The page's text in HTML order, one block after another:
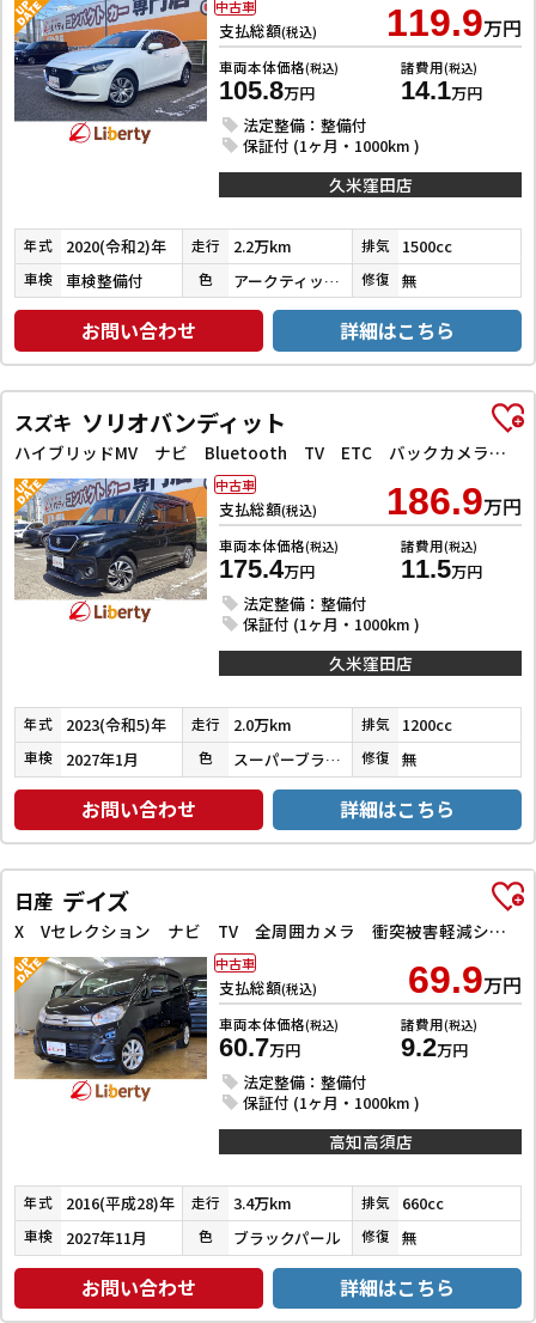
支払総額(税込) 119.9万円
車両本体価格(税込)
105.8万円
諸費用(税込)
14.1万円
法定整備：整備付
保証付 (1ヶ月・1000km )
中古車
久米窪田店
年式 2020(令和2)年 走行 2.2万km 排気 1500cc
車検 車検整備付 色 アークティックホワイト 修復 無
お問い合わせ 詳細はこちら
スズキ ソリオバンディット
ハイブリッドMV ナビ Bluetooth TV ETC バックカメラ 両側電動スライドドア クリアランスソナー オートクルーズコントロール レーンアシスト 衝突被害軽減システム アルミホイール オートライト
支払総額(税込) 186.9万円
車両本体価格(税込)
175.4万円
諸費用(税込)
11.5万円
法定整備：整備付
保証付 (1ヶ月・1000km )
中古車
久米窪田店
年式 2023(令和5)年 走行 2.0万km 排気 1200cc
車検 2027年1月 色 スーパーブラックパール 修復 無
お問い合わせ 詳細はこちら
日産 デイズ
X Vセレクション ナビ TV 全周囲カメラ 衝突被害軽減システム スマートキー アイドリングストップ 電動格納ミラー ベンチシート CVT 盗難防止システム ABS ESC アルミホイール 衝突安全ボディ エアコン
支払総額(税込) 69.9万円
車両本体価格(税込)
60.7万円
諸費用(税込)
9.2万円
法定整備：整備付
保証付 (1ヶ月・1000km )
中古車
高知高須店
年式 2016(平成28)年 走行 3.4万km 排気 660cc
車検 2027年11月 色 ブラックパール 修復 無
お問い合わせ 詳細はこちら